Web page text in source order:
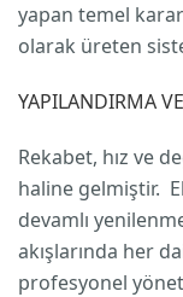
yapan temel
olarak üreten
YAPILANDIRMA
Rekabet, hız ve
haline gelmiştir.
devamlı
akışlarında her
profesyonel